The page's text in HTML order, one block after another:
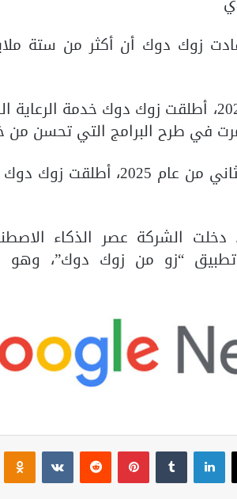
عام 2017، أفادت زوك دوك أن أكثر
وفي مايو/أيار، عام 2020، أطلقت زوك دوك
وبحلول يناير/كانون الثاني من
مايو/أيار 2025، دخلت الشركة عصر
“زو من زوك دوك”، وهو
‫X لينكدإن بينتيريست